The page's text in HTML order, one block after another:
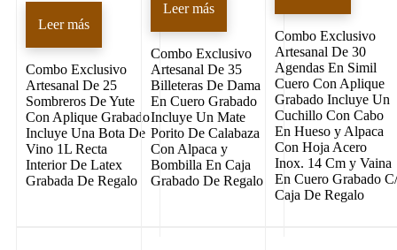
Leer más
Combo Exclusivo
Artesanal De 25
Sombreros De Yute
Con Aplique Grabado
Incluye Una Bota De
Vino 1L Recta
Interior De Latex
Grabada De Regalo
Leer más
Combo Exclusivo
Artesanal De 35
Billeteras De Dama
En Cuero Grabado
Incluye Un Mate
Porito De Calabaza
Con Alpaca y
Bombilla En Caja
Grabado De Regalo
Combo Exclusivo
Artesanal De 30
Agendas En Simil
Cuero Con Aplique
Grabado Incluye Un
Cuchillo Con Cabo
En Hueso y Alpaca
Con Hoja Acero
Inox. 14 Cm y Vaina
En Cuero Grabado
Caja De Regalo